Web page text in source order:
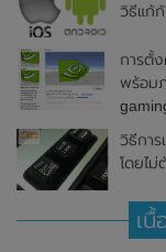
วิธีแก้
การตั้
พร้อม
วิธีกา
โดยไม่
เนื้